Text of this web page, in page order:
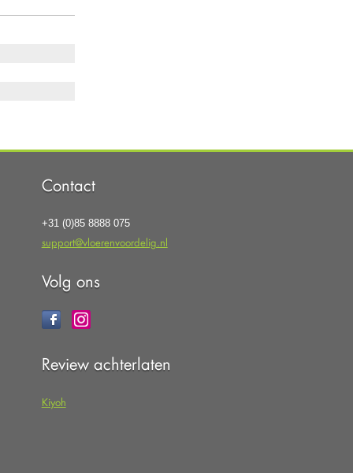
Contact
+31 (0)85 8888 075
support@vloerenvoordelig.nl
Volg ons
Review achterlaten
Kiyoh